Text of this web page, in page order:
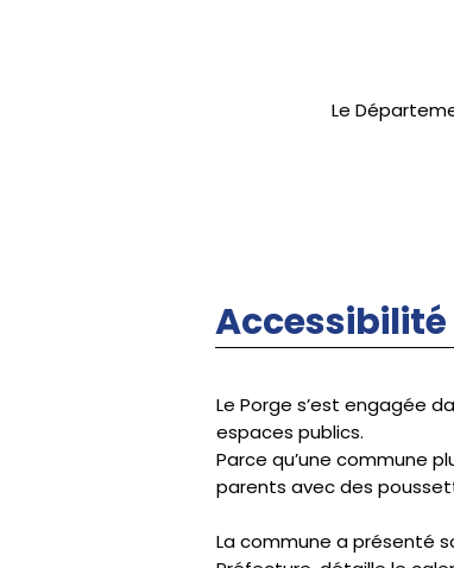
Le
Accessibilité
Le Porge s’est engagée
espaces publics.
Parce qu’une commune
parents avec des
La commune a présenté